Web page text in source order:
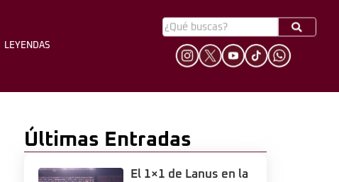
HINCHADA
LEYENDAS
Últimas Entradas
El 1×1 de Lanus en la